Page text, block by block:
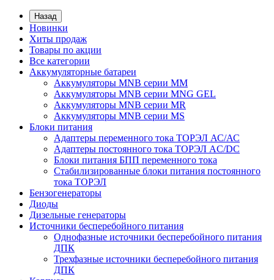
Назад
Новинки
Хиты продаж
Товары по акции
Все категории
Аккумуляторные батареи
Аккумуляторы MNB серии MM
Аккумуляторы MNB серии MNG GEL
Аккумуляторы MNB серии MR
Аккумуляторы MNB серии MS
Блоки питания
Адаптеры переменного тока ТОРЭЛ АС/АС
Адаптеры постоянного тока ТОРЭЛ AC/DC
Блоки питания БПП переменного тока
Стабилизированные блоки питания постоянного
тока ТОРЭЛ
Бензогенераторы
Диоды
Дизельные генераторы
Источники бесперебойного питания
Однофазные источники бесперебойного питания
ДПК
Трехфазные источники бесперебойного питания
ДПК